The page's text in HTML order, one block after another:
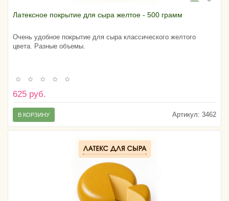
Латексное покрытие для сыра желтое - 500 грамм
Очень удобное покрытие для сыра классического желтого
цвета. Разные объемы.
625 руб.
Артикул: 3462
В КОРЗИНУ